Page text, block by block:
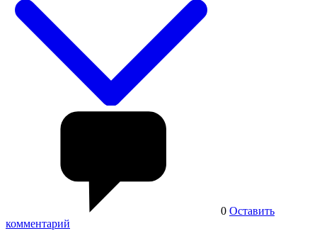
0 Оставить
комментарий